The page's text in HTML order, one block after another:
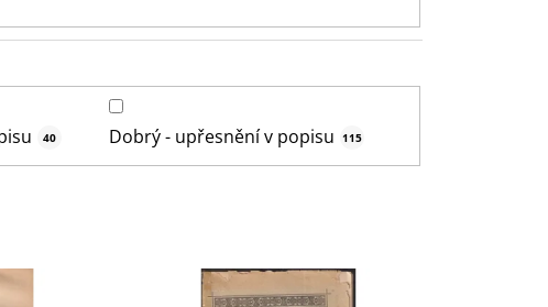
t
40 Dobrý - upřesnění v popisu 115